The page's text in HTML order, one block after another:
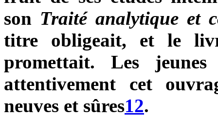
son Traité analytique et
titre obligeait, et le
promettait. Les
attentivement cet
neuves et sûres12.